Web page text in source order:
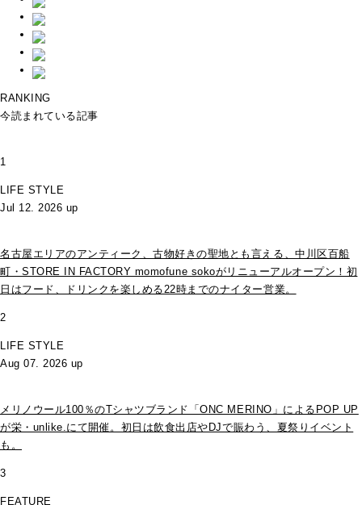
RANKING
今読まれている記事
1
LIFE STYLE
Jul 12. 2026 up
名古屋エリアのアンティーク、古物好きの聖地とも言える、中川区百船
町・STORE IN FACTORY momofune sokoがリニューアルオープン！初
日はフード、ドリンクを楽しめる22時までのナイター営業。
2
LIFE STYLE
Aug 07. 2026 up
メリノウール100％のTシャツブランド「ONC MERINO」によるPOP UP
が栄・unlike.にて開催。初日は飲食出店やDJで賑わう、夏祭りイベント
も。
3
FEATURE